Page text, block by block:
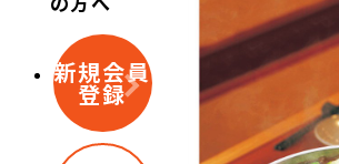
新規会員
登録